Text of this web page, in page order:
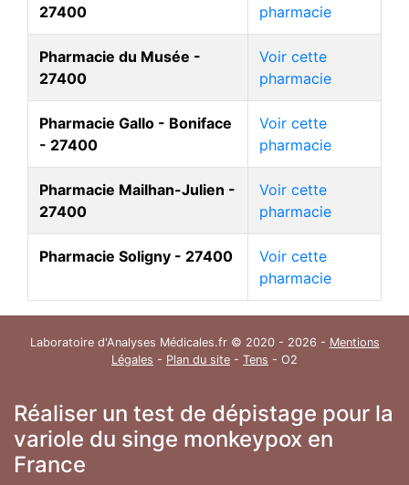
27400
pharmacie
Pharmacie du Musée -
27400
Voir cette
pharmacie
Pharmacie Gallo - Boniface
- 27400
Voir cette
pharmacie
Pharmacie Mailhan-Julien -
27400
Voir cette
pharmacie
Pharmacie Soligny - 27400
Voir cette
pharmacie
Laboratoire d'Analyses Médicales.fr © 2020 - 2026 - Mentions
Légales - Plan du site - Tens - O2
Réaliser un test de dépistage pour la
variole du singe monkeypox en
France